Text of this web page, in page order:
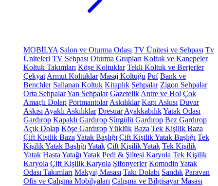
MOBİLYA Salon ve Oturma Odası TV Ünitesi ve Sehpası Tv
Üniteleri TV Sehpası Oturma Grupları Koltuk ve Kanepeler
Koltuk Takımları Köşe Koltuklar Tekli Koltuk ve Berjerler
Çekyat Armut Koltuklar Masaj Koltuğu Puf Bank ve
Benchler Sallanan Koltuk Kitaplık Sehpalar Zigon Sehpalar
Orta SehpalarYan Sehpalar Gazetelik Antre ve Hol Çok
Amaçlı Dolap Portmantolar Askılıklar Kapı Askısı Duvar
Askısı Ayaklı Askılıklar Dresuar AyakkabılıkYatak Odası
Gardırop Kapaklı Gardırop Sürgülü Gardırop Bez Gardırop
Açık Dolap Köşe GardıropYüklük Baza Tek Kişilik Baza
Çift Kişilik Baza Yatak Başlığı Çift Kişilik Yatak Başlığı Tek
Kişilik Yatak Başlığı Yatak Çift Kişilik Yatak Tek Kişilik
Yatak Hasta Yatağı Yatak Pedi & Şiltesi Karyola Tek Kişilik
Karyola Çift Kişilik Karyola Şifonyerler Komodin Yatak
Odası Takımları Makyaj Masası Takı Dolabı Sandık Paravan
Ofis ve Çalışma Mobilyaları Çalışma ve Bilgisayar Masası